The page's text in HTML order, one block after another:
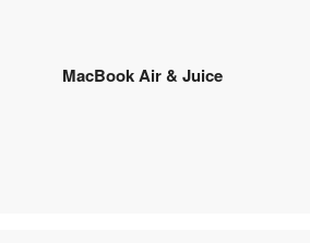
MacBook Air & Juice